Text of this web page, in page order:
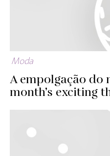
Moda
A empolgação do
month’s exciting